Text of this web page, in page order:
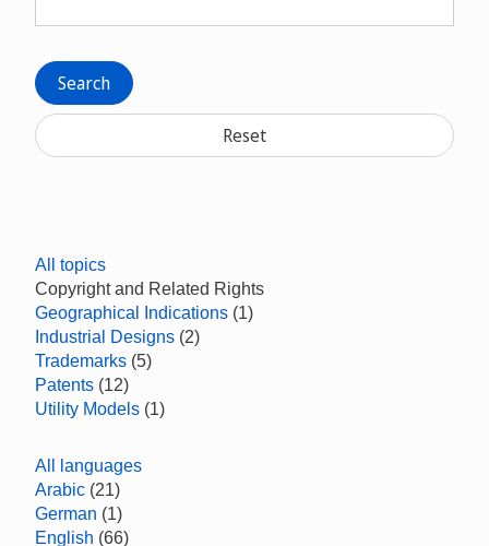
Search
Reset
All topics
Copyright and Related Rights
Geographical Indications (1)
Industrial Designs (2)
Trademarks (5)
Patents (12)
Utility Models (1)
All languages
Arabic (21)
German (1)
English (66)